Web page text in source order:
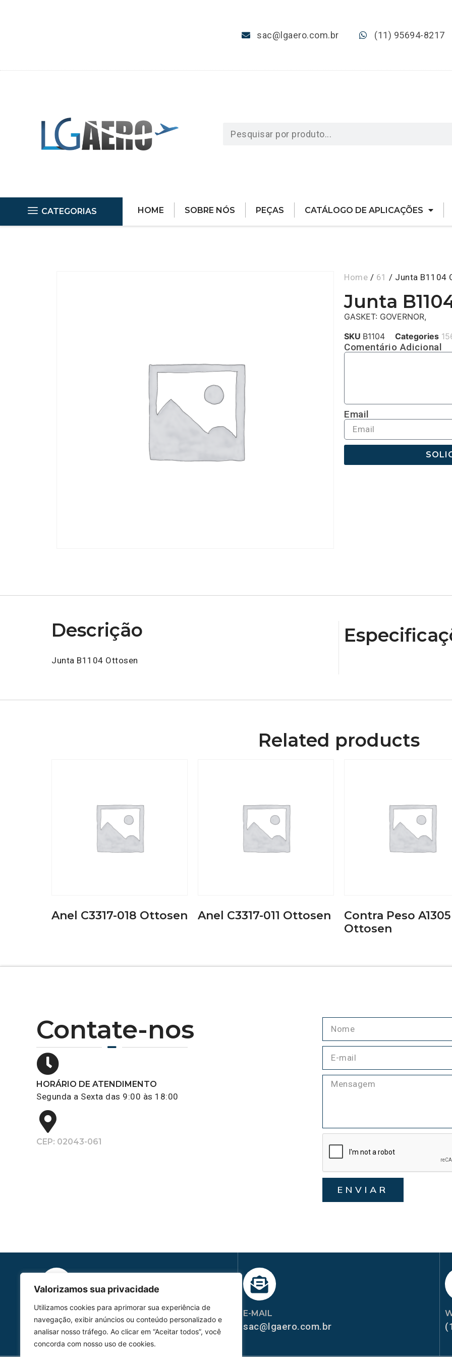
Valorizamos sua privacidade
Utilizamos cookies para aprimorar sua experiência de
navegação, exibir anúncios ou conteúdo personalizado e
analisar nosso tráfego. Ao clicar em “Aceitar todos”, você
concorda com nosso uso de cookies.
sac@lgaero.com.br (11) 95694-8217
CATEGORIAS HOME SOBRE NÓS PEÇAS CATÁLOGO DE APLICAÇÕES
Home / 61 / Junta B1104
Junta
GASKET: GOVERNOR,
SKU B1104 Categories
Comentário Adicional
Email
Descrição
Junta B1104 Ottosen
Related products
Anel C3317-018 Ottosen Anel C3317-011 Ottosen
Contra Peso A1305
Ottosen
Contate-nos
HORÁRIO DE ATENDIMENTO
Segunda a Sexta das 9:00 às 18:00
CEP: 02043-061
ENVIAR
HOMOLGAÇÃO
COM 2109-02/ANAC
E-MAIL
sac@lgaero.com.br